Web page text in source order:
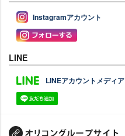
Instagramアカウント
LINE
LINEアカウントメディア